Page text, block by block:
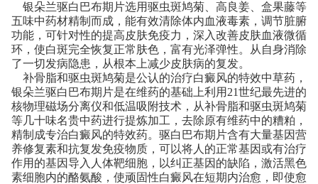
银朵兰驱白巴布期片选用驱虫斑鸠菊、高良姜、盒果藤等
五味中药材精制而成，能有效清除体内血液毒素，调节脏腑
功能，可针对性的提高皮肤免疫力，深入改善皮肤血液微循
环，使白斑完全恢复正常肤色，富有光泽弹性。从自身消除
了一切发病隐患，从根本上减少皮肤病的复发。
补骨脂和驱虫斑鸠菊是公认的治疗白癜风的特效中草药，
银朵兰驱白巴布期片是在维药的基础上利用21世纪最先进的
核物理磁场分离仪和低温吸附技术，从补骨脂和驱虫斑鸠菊
等几十味名贵中药进行提炼加工，去除原有维药中的糟粕，
精制成专治白癜风的特效药。驱白巴布期片含有大量基因营
养修复素和抗复发免疫物质，可以将人的正常基因或有治疗
作用的基因导入人体靶细胞，以纠正基因的缺陷，激活黑色
素细胞内的酪氨酸，使顽固性白癜风在短期内治愈，即使愈